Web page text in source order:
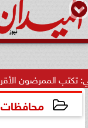
إلى الخطر.. شكرا
محافظات